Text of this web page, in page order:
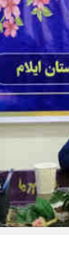
*استان ها
اردبیل
اصفهان
البرز
ایلام